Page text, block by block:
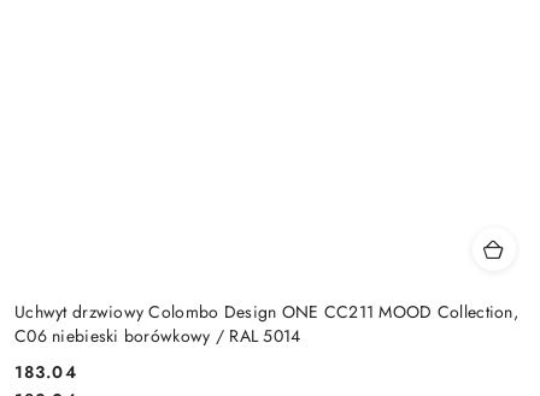
Uchwyt drzwiowy Colombo Design ONE CC211 MOOD Collection,
C06 niebieski borówkowy / RAL 5014
Cena:
183.04